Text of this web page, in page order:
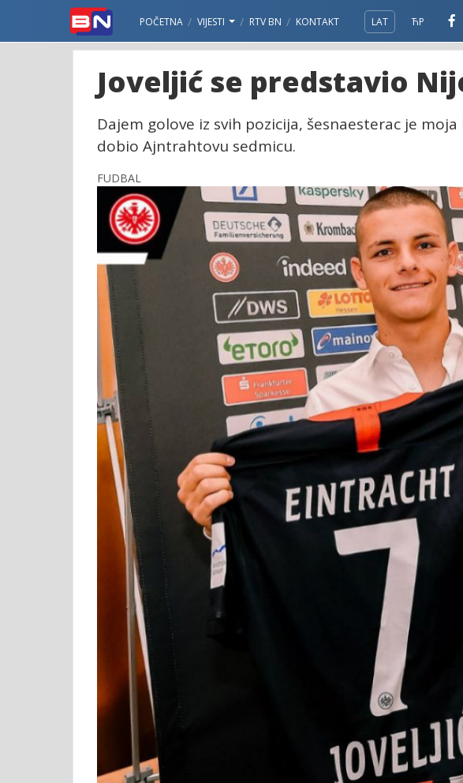
POČETNA VIJESTI RTV BN KONTAKT LAT ЋР
Joveljić se predstavio
Dajem golove iz svih pozicija, šesnaesterac je moja
dobio Ajntrahtovu sedmicu.
FUDBAL